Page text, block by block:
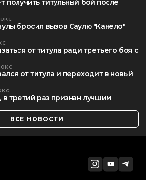
получить титульный бой после
бросил вызов Саулю "Канело"
от титула ради третьего боя с
от титула и переходит в новый
третий раз признан лучшим
ВСЕ НОВОСТИ